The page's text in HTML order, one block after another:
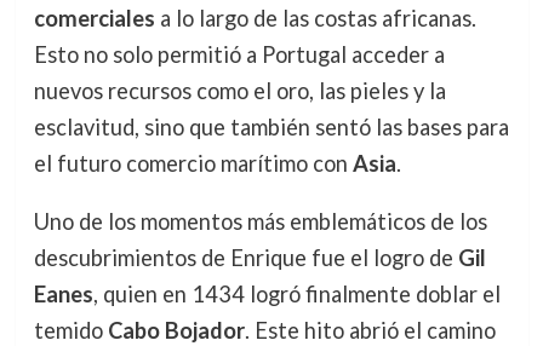
comerciales a lo largo de las costas africanas.
Esto no solo permitió a Portugal acceder a
nuevos recursos como el oro, las pieles y la
esclavitud, sino que también sentó las bases para
el futuro comercio marítimo con Asia.
Uno de los momentos más emblemáticos de los
descubrimientos de Enrique fue el logro de Gil
Eanes, quien en 1434 logró finalmente doblar el
temido Cabo Bojador. Este hito abrió el camino